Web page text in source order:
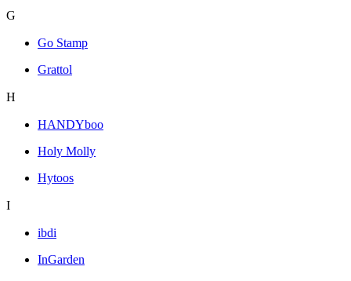
G
Go Stamp
Grattol
H
HANDYboo
Holy Molly
Hytoos
I
ibdi
InGarden